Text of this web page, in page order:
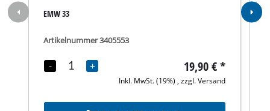
EMW 33
Artikelnummer 3405553
- + 19,90 €*
Inkl. MwSt. (19%) , zzgl. Versand